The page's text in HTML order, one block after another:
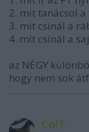
2. mit tanácsol
3. mit csinál a
4. mit csinál a
az NÉGY
hogy nem sok
ColT